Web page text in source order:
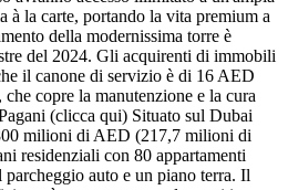
à la carte, portando la vita premium a
della modernissima torre è
del 2024. Gli acquirenti di immobili
il canone di servizio è di 16 AED
copre la manutenzione e la cura
(clicca qui) Situato sul Dubai
milioni di AED (217,7 milioni di
residenziali con 80 appartamenti
auto e un piano terra. Il